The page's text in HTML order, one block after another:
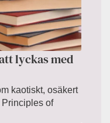
lyckas med
kaotiskt, osäkert
Principles of